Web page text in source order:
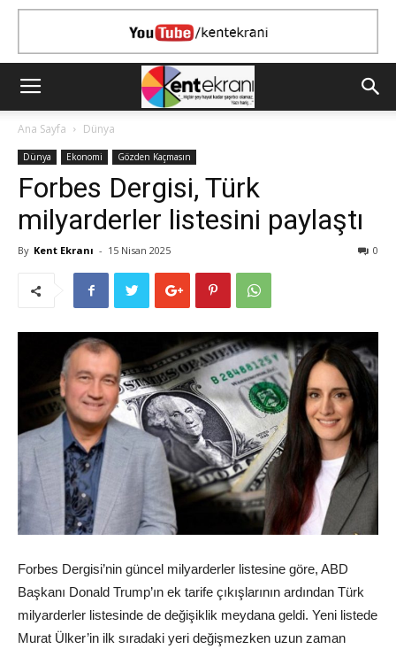
Ana Sayfa Dünya
Dünya Ekonomi Gözden Kaçmasın
Forbes Dergisi, Türk
milyarderler listesini paylaştı
By Kent Ekranı - 15 Nisan 2025 0
Forbes Dergisi’nin güncel milyarderler listesine göre, ABD
Başkanı Donald Trump’ın ek tarife çıkışlarının ardından Türk
milyarderler listesinde de değişiklik meydana geldi. Yeni listede
Murat Ülker’in ilk sıradaki yeri değişmezken uzun zaman